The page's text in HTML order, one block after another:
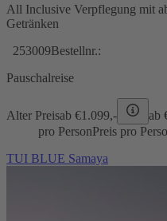
All Inclusive Verpflegung mit
Getränken
253009Bestellnr.:
Pauschalreise
Alter Preisab €1.099,- ab
pro PersonPreis pro
TUI BLUE Samaya